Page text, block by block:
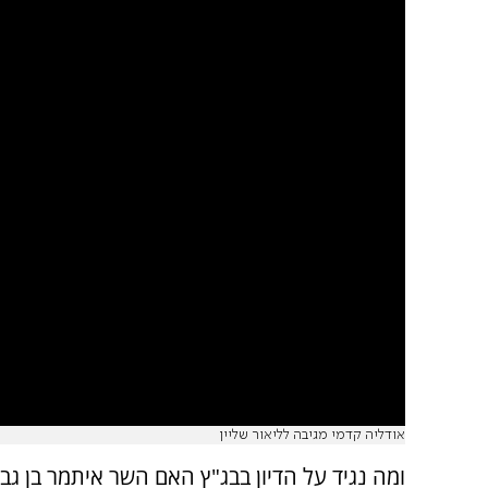
אודליה קדמי מגיבה לליאור שליין
ומה נגיד על הדיון בבג"ץ האם השר איתמר בן